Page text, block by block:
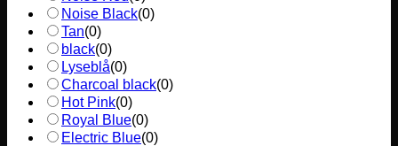
Noise Black(0)
Tan(0)
black(0)
Lyseblå(0)
Charcoal black(0)
Hot Pink(0)
Royal Blue(0)
Electric Blue(0)